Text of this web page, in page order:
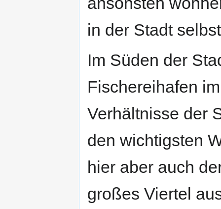
in der Stadt
Im Süden der
Fischereihafen
Verhältnisse der
den wichtigsten
hier aber auch
großes Viertel